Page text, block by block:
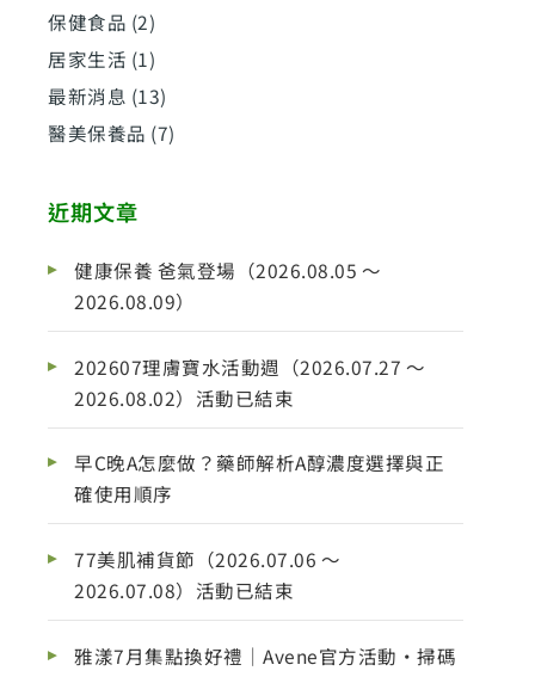
保健食品 (2)
居家生活 (1)
最新消息 (13)
醫美保養品 (7)
近期文章
健康保養 爸氣登場（2026.08.05 ～
2026.08.09）
202607理膚寶水活動週（2026.07.27 ～
2026.08.02）活動已結束
早C晚A怎麼做？藥師解析A醇濃度選擇與正
確使用順序
77美肌補貨節（2026.07.06 ～
2026.07.08）活動已結束
雅漾7月集點換好禮｜Avene官方活動・掃碼